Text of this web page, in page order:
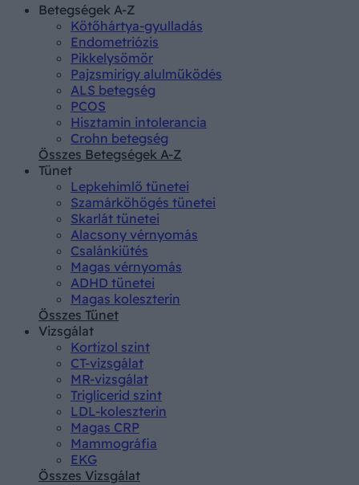
Betegségek A-Z
Kötőhártya-gyulladás
Endometriózis
Pikkelysömör
Pajzsmirigy alulműködés
ALS betegség
PCOS
Hisztamin intolerancia
Crohn betegség
Összes Betegségek A-Z
Tünet
Lepkehimlő tünetei
Szamárköhögés tünetei
Skarlát tünetei
Alacsony vérnyomás
Csalánkiütés
Magas vérnyomás
ADHD tünetei
Magas koleszterin
Összes Tünet
Vizsgálat
Kortizol szint
CT-vizsgálat
MR-vizsgálat
Triglicerid szint
LDL-koleszterin
Magas CRP
Mammográfia
EKG
Összes Vizsgálat